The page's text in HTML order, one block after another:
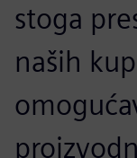
stoga
naših